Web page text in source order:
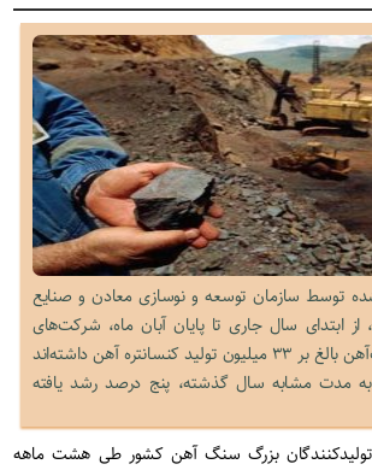
توسط سازمان توسعه و نوسازی معادن و صنایع
از ابتدای سال جاری تا پایان آبان ماه، شرکت‌های
بزرگ تولیدکننده سنگ‌آهن بالغ بر ۳۳ میلیون تولید کنسانتره آهن داشته‌اند
مدت مشابه سال گذشته، پنج درصد رشد یافته
تولیدکنندگان بزرگ سنگ‌ آهن کشور طی هشت ماهه